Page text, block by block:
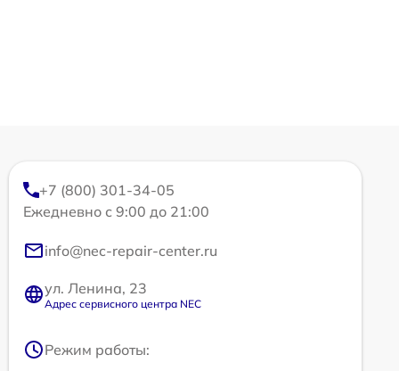
+7 (800) 301-34-05
Ежедневно с 9:00 до 21:00
info@nec-repair-center.ru
ул. Ленина, 23
Адрес сервисного центра NEC
Режим работы: